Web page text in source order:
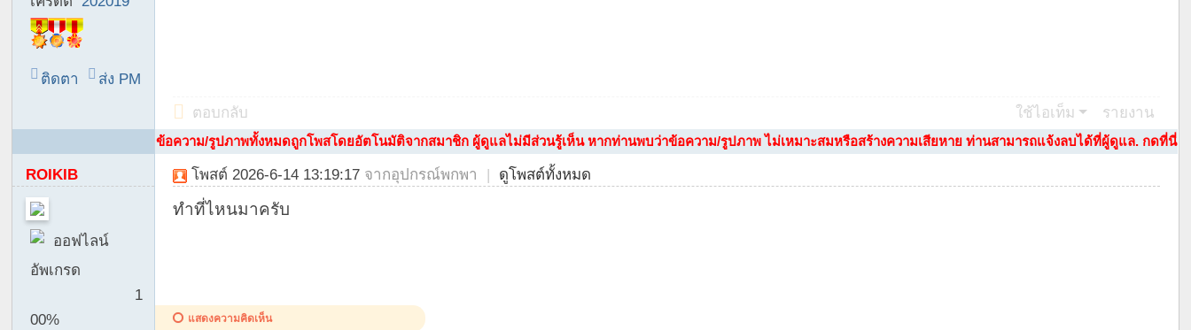
ติดตา
ส่ง PM
ตอบกลับ ใช้ไอเท็ม รายงาน
ข้อความ/รูปภาพทั้งหมดถูกโพสโดยอัตโนมัติจากสมาชิก ผู้ดูแลไม่มีส่วนรู้เห็น หากท่านพบว่าข้อความ/รูปภาพ ไม่เหมาะสมหรือสร้างความเสียหาย ท่านสามารถแจ้งลบได้ที่ผู้ดูแล. กดที่นี่
ROIKIB
ออฟไลน์
อัพเกรด
1
00%
โพสต์ 2026-6-14 13:19:17 จากอุปกรณ์พกพา | ดูโพสต์ทั้งหมด
ทำที่ไหนมาครับ
แสดงความคิดเห็น